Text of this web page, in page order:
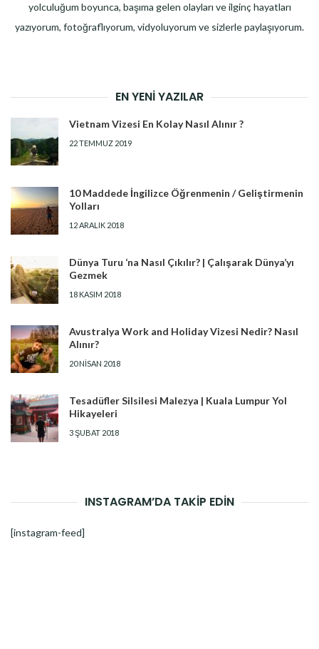
yolculuğum boyunca, başıma gelen olayları ve ilginç hayatları
yazıyorum, fotoğraflıyorum, vidyoluyorum ve sizlerle paylaşıyorum.
EN YENI YAZILAR
Vietnam Vizesi En Kolay Nasıl Alınır ?
22 TEMMUZ 2019
10 Maddede İngilizce Öğrenmenin / Geliştirmenin
Yolları
12 ARALIK 2018
Dünya Turu ‘na Nasıl Çıkılır? | Çalışarak Dünya’yı
Gezmek
18 KASIM 2018
Avustralya Work and Holiday Vizesi Nedir? Nasıl
Alınır?
20 NISAN 2018
Tesadüfler Silsilesi Malezya | Kuala Lumpur Yol
Hikayeleri
3 ŞUBAT 2018
INSTAGRAM’DA TAKİP EDİN
[instagram-feed]